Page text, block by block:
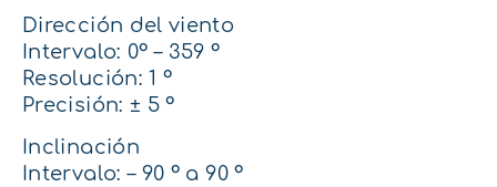
Dirección del viento
Intervalo: 0° – 359 °
Resolución: 1 °
Precisión: ± 5 °
Inclinación
Intervalo: – 90 ° a 90 °